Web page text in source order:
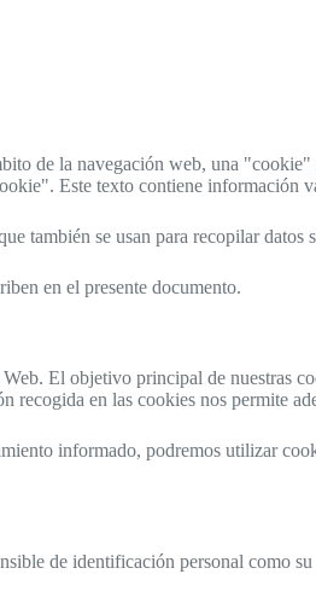
de la navegación web, una
Este texto contiene información
también se usan para recopilar
en el presente documento.
El objetivo principal de nuestras
en las cookies nos permite
informado, podremos utilizar
de identificación personal como